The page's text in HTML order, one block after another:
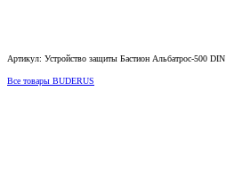
Артикул: Устройство защиты Бастион Альбатрос-500 DIN
Все товары BUDERUS